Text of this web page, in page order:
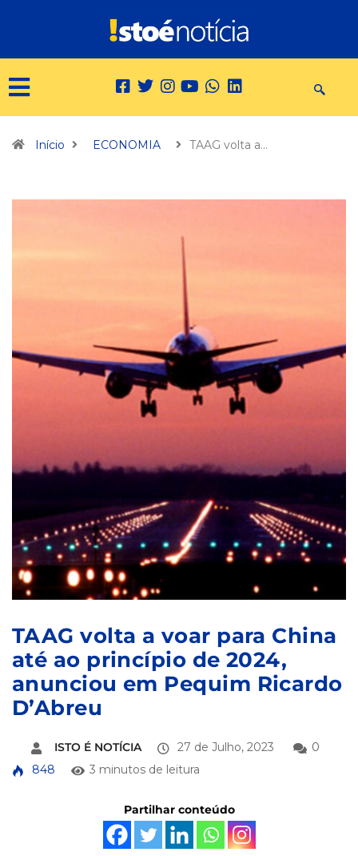
Início ECONOMIA TAAG volta a…
TAAG volta a voar para China
até ao princípio de 2024,
anunciou em Pequim Ricardo
D’Abreu
ISTO É NOTÍCIA 27 de Julho, 2023
0
848
3 minutos de leitura
Partilhar conteúdo